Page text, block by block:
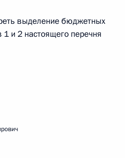
молодёжи
природных пожаров
выделение бюджетных
и 2 настоящего перечня